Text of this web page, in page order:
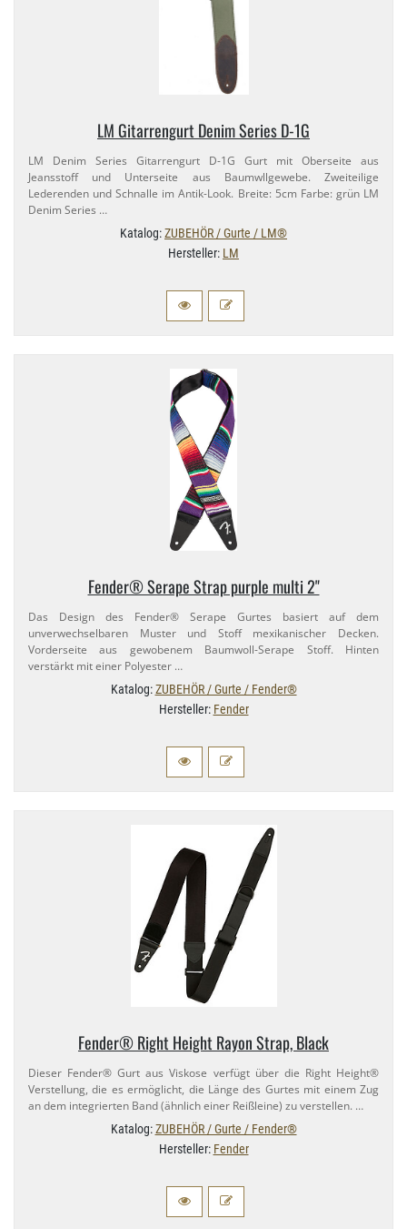
LM Gitarrengurt Denim Series D-​1G
LM Denim Series Gitarrengurt D-​1G Gurt mit Oberseite aus
Jeansstoff und Unterseite aus Baumwllgewebe. Zweiteilige
Lederenden und Schnalle im Antik-​Look. Breite: 5cm Farbe: grün LM
Denim Series …
Katalog:ZUBEHÖR / Gurte / LM®
Hersteller: LM
Fender® Serape Strap purple multi 2"
Das Design des Fender® Serape Gurtes basiert auf dem
unverwechselbaren Muster und Stoff mexikanischer Decken.
Vorderseite aus gewobenem Baumwoll-​Serape Stoff. Hinten
verstärkt mit einer Polyester …
Katalog:ZUBEHÖR / Gurte / Fender®
Hersteller: Fender
Fender® Right Height Rayon Strap, Black
Dieser Fender® Gurt aus Viskose verfügt über die Right Height®
Verstellung, die es ermöglicht, die Länge des Gurtes mit einem Zug
an dem integrierten Band (ähnlich einer Reißleine) zu verstellen. …
Katalog:ZUBEHÖR / Gurte / Fender®
Hersteller: Fender